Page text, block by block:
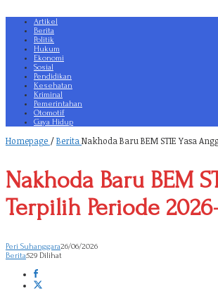
Artikel
Berita
Politik
Hukum
Ekonomi
Sosial
Pendidikan
Kesehatan
Kriminal
Pemerintahan
Otomotif
Gaya Hidup
Homepage /BeritaNakhoda Baru BEM STIE Yasa
Nakhoda Baru BEM
Terpilih Periode
Peri Suhanggara26/06/2026
Berita529 Dilihat